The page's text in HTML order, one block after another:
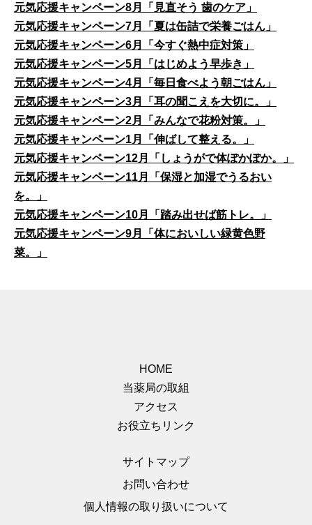
元気応援キャンペーン8月「見直そう 歯のケア」
元気応援キャンペーン7月「夏は缶詰で栄養ごはん」
元気応援キャンペーン6月「今すぐ熱中症対策」
元気応援キャンペーン5月「はじめよう早歩き」
元気応援キャンペーン4月「毎日食べよう朝ごはん」
元気応援キャンペーン3月「耳の聞こえを大切に。」
元気応援キャンペーン2月「みんなで花粉対策。」
元気応援キャンペーン1月「伸ばして整える。」
元気応援キャンペーン12月「しょうがで体ぽかぽか。」
元気応援キャンペーン11月「保湿と加湿でうるおい
を。」
元気応援キャンペーン10月「踏み出せば筋トレ。」
元気応援キャンペーン9月「体においしい緑黄色野
菜。」
HOME
当薬局の取組
アクセス
お役立ちリンク
サイトマップ
お問い合わせ
個人情報の取り扱いについて